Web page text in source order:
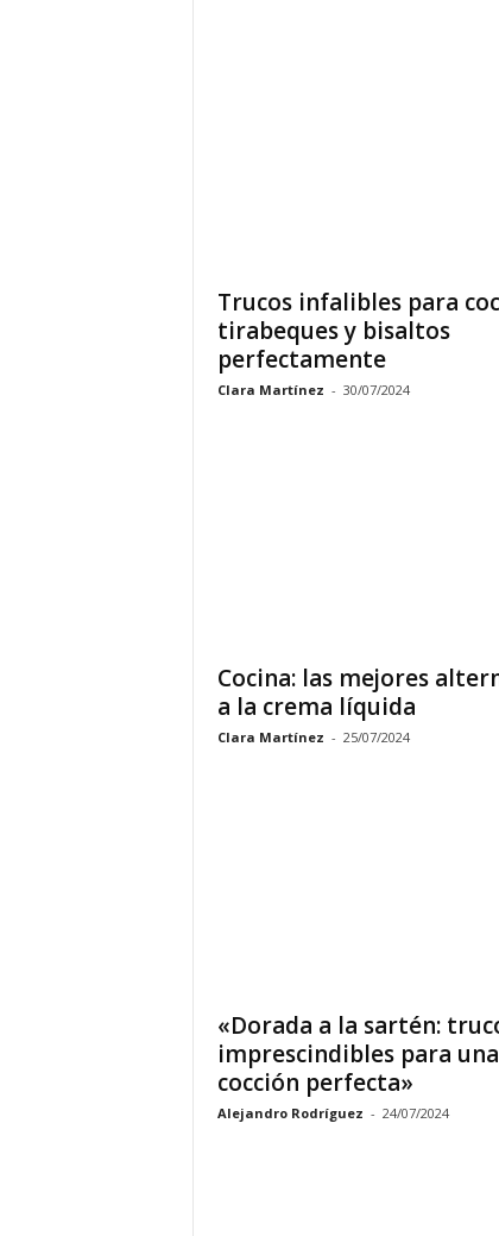
Trucos infalibles para
tirabeques y bisaltos
perfectamente
Clara Martínez - 30/07/2024
Cocina: las mejores
a la crema líquida
Clara Martínez - 25/07/2024
«Dorada a la sartén:
imprescindibles para una
cocción perfecta»
Alejandro Rodríguez - 24/07/2024